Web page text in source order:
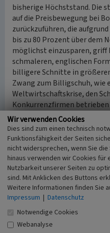
bisherige Höchststand. Die
auf die Preisbewegung bei
zurückzuführen, die
bis zu 80 Prozent über dem
möglichst einzusparen, griff
schmaleren, englischen
billigere Schnitte in
Zwang zum Billigschuh, wie
Weltwirtschaftskrise, den
Konkurrenzfirmen
Rheinberger in die Krise.
schließen mussten, wurde
umgestellt. Trotzdem
Teilbetriebe in Clausen und
(1938 entstanden in Clausen
Steppfilialen).
Markenzeichen
Um sich stärker zu
Markenzeichen
planmäßige Werbung), zu
Wir verwenden Cookies
Dies sind zum einen technisch
Funktionsfähigkeit der Seiten
nicht widersprechen, wenn Sie
hinaus verwenden wir Cookies für
Nutzbarkeit unserer Seiten zu
sind. Mit Anklicken des Buttons
Weitere Informationen finden Sie
Impressum | Datenschutz
Notwendige Cookies
Webanalyse